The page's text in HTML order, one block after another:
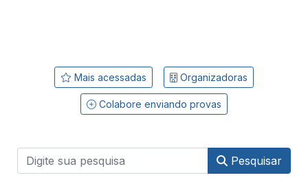
Mais acessadas Organizadoras
Colabore enviando provas
Pesquisar